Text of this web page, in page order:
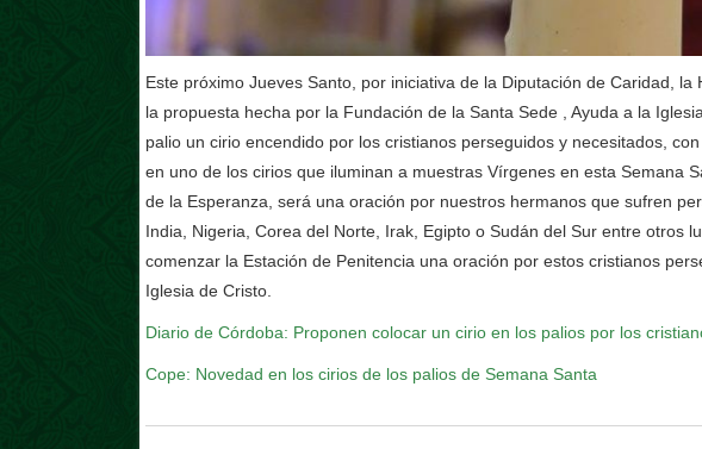
Este próximo Jueves Santo, por iniciativa de la Diputación de Caridad,
la propuesta hecha por la Fundación de la Santa Sede , Ayuda a la
palio un cirio encendido por los cristianos perseguidos y necesitados,
en uno de los cirios que iluminan a muestras Vírgenes en esta Semana
de la Esperanza, será una oración por nuestros hermanos que sufren
India, Nigeria, Corea del Norte, Irak, Egipto o Sudán del Sur entre otros
comenzar la Estación de Penitencia una oración por estos cristianos
Iglesia de Cristo.
Diario de Córdoba: Proponen colocar un cirio en los palios por los
Cope: Novedad en los cirios de los palios de Semana Santa